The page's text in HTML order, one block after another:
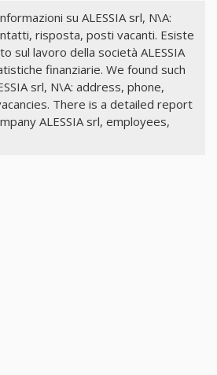
su ALESSIA srl, N\A:
risposta, posti vacanti. Esiste
sul lavoro della società ALESSIA
finanziarie. We found such
srl, N\A: address, phone,
There is a detailed report
ALESSIA srl, employees,